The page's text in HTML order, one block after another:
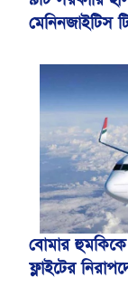
মেনিনজাইটিস
বোমার
ফ্লাইটের